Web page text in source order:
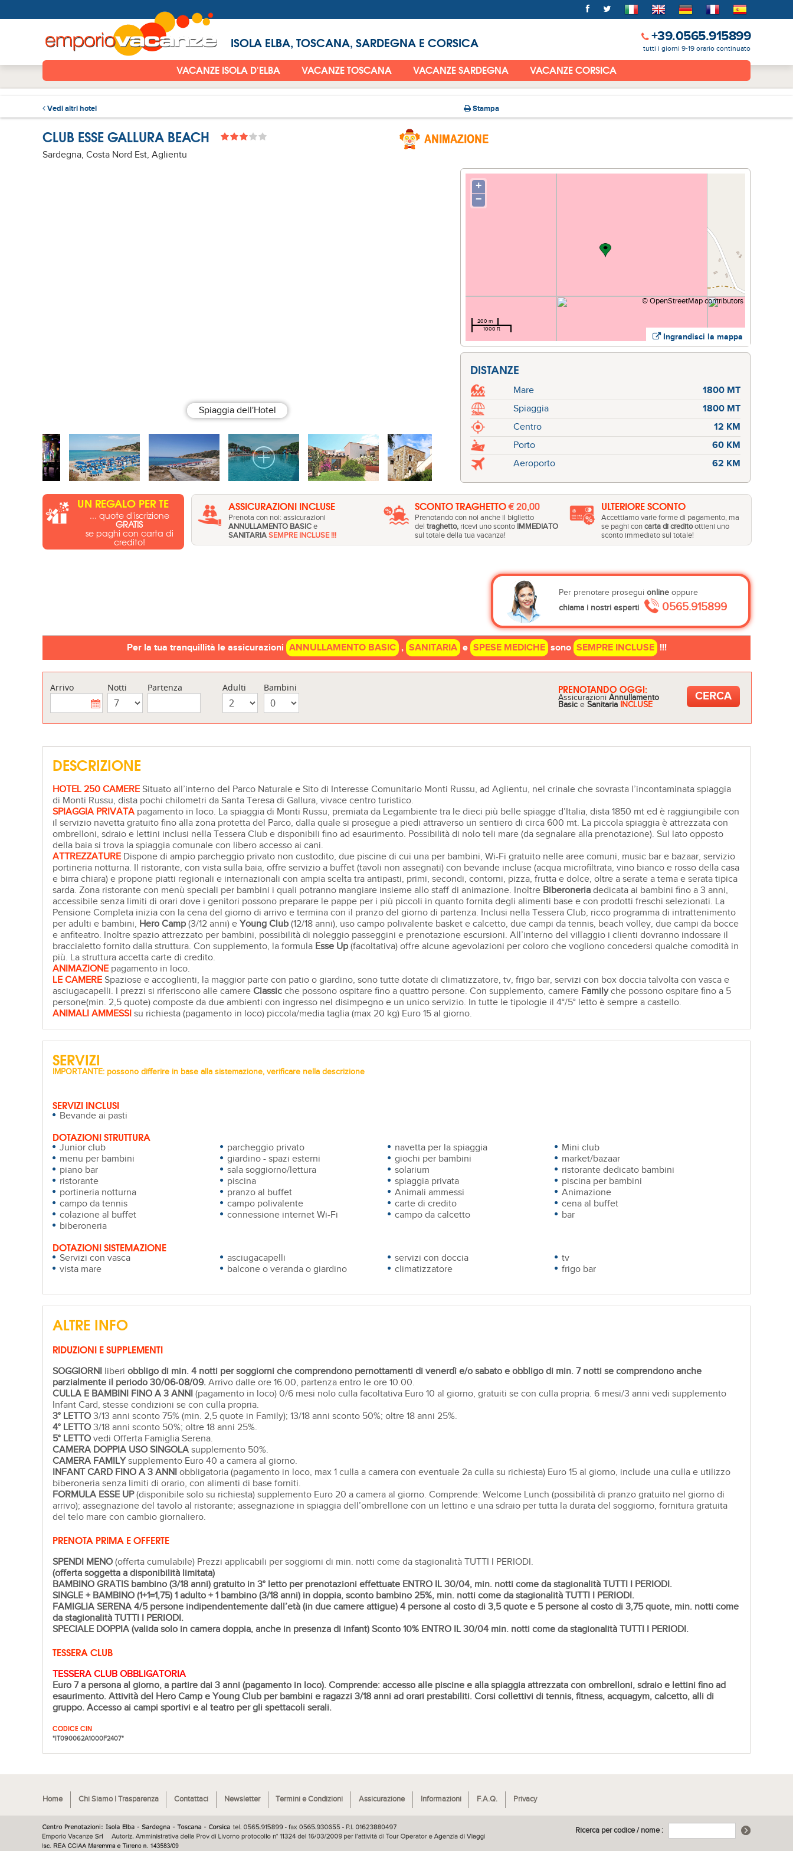
ISOLA ELBA, TOSCANA, SARDEGNA E CORSICA +39.0565.915899
tutti i giorni 9-19 orario continuato
VACANZE ISOLA D'ELBA VACANZE TOSCANA VACANZE SARDEGNA VACANZE CORSICA
Vedi altri hotel Stampa
CLUB ESSE GALLURA BEACH
Sardegna, Costa Nord Est, Aglientu
Spiaggia dell'Hotel
Ingrandisci la mappa
+
−
©OpenStreetMapcontributors
200 m
1000 ft
DISTANZE
Mare
1800 MT
Spiaggia
1800 MT
Centro
12 KM
Porto
60 KM
Aeroporto
62 KM
UN REGALO PER TE
... quote d'iscrizione
GRATIS
se paghi con carta di
credito!
ASSICURAZIONI INCLUSE
Prenota con noi: assicurazioni
ANNULLAMENTO BASICe
SANITARIASEMPRE INCLUSE !!!
SCONTO TRAGHETTO€ 20,00
Prenotando con noi anche il biglietto
del traghetto, ricevi uno sconto IMMEDIATO
sul totale della tua vacanza!
ULTERIORE SCONTO
Accettiamo varie forme di pagamento, ma
se paghi con carta di creditoottieni uno
sconto immediato sul totale!
Per prenotare prosegui onlineoppure
chiama i nostri esperti
0565.915899
Per la tua tranquillità le assicurazioni ANNULLAMENTO BASIC , SANITARIA e SPESE MEDICHE sono SEMPRE INCLUSE !!!
Arrivo Notti Partenza Adulti Bambini PRENOTANDO OGGI:
Assicurazioni Annullamento
Basice Sanitaria INCLUSE
DESCRIZIONE
HOTEL 250 CAMERE Situato all’interno del Parco Naturale e Sito di Interesse Comunitario Monti Russu, ad Aglientu, nel crinale che sovrasta l’incontaminata spiaggia
di Monti Russu, dista pochi chilometri da Santa Teresa di Gallura, vivace centro turistico.
SPIAGGIA PRIVATA pagamento in loco. La spiaggia di Monti Russu, premiata da Legambiente tra le dieci più belle spiagge d’Italia, dista 1850 mt ed è raggiungibile con
il servizio navetta gratuito fino alla zona protetta del Parco, dalla quale si prosegue a piedi attraverso un sentiero di circa 600 mt. La piccola spiaggia è attrezzata con
ombrelloni, sdraio e lettini inclusi nella Tessera Club e disponibili fino ad esaurimento. Possibilità di nolo teli mare (da segnalare alla prenotazione). Sul lato opposto
della baia si trova la spiaggia comunale con libero accesso ai cani.
ATTREZZATURE Dispone di ampio parcheggio privato non custodito, due piscine di cui una per bambini, Wi-Fi gratuito nelle aree comuni, music bar e bazaar, servizio
portineria notturna. Il ristorante, con vista sulla baia, offre servizio a buffet (tavoli non assegnati) con bevande incluse (acqua microfiltrata, vino bianco e rosso della casa
e birra chiara) e propone piatti regionali e internazionali con ampia scelta tra antipasti, primi, secondi, contorni, pizza, frutta e dolce, oltre a serate a tema e serata tipica
sarda. Zona ristorante con menù speciali per bambini i quali potranno mangiare insieme allo staff di animazione. Inoltre Biberoneria dedicata ai bambini fino a 3 anni,
accessibile senza limiti di orari dove i genitori possono preparare le pappe per i più piccoli in quanto fornita degli alimenti base e con prodotti freschi selezionati. La
Pensione Completa inizia con la cena del giorno di arrivo e termina con il pranzo del giorno di partenza. Inclusi nella Tessera Club, ricco programma di intrattenimento
per adulti e bambini, Hero Camp (3/12 anni) e Young Club (12/18 anni), uso campo polivalente basket e calcetto, due campi da tennis, beach volley, due campi da bocce
e anfiteatro. Inoltre spazio attrezzato per bambini, possibilità di noleggio passeggini e prenotazione escursioni. All’interno del villaggio i clienti dovranno indossare il
braccialetto fornito dalla struttura. Con supplemento, la formula Esse Up (facoltativa) offre alcune agevolazioni per coloro che vogliono concedersi qualche comodità in
più. La struttura accetta carte di credito.
ANIMAZIONE pagamento in loco.
LE CAMERE Spaziose e accoglienti, la maggior parte con patio o giardino, sono tutte dotate di climatizzatore, tv, frigo bar, servizi con box doccia talvolta con vasca e
asciugacapelli. I prezzi si riferiscono alle camere Classic che possono ospitare fino a quattro persone. Con supplemento, camere Familyche possono ospitare fino a 5
persone(min. 2,5 quote) composte da due ambienti con ingresso nel disimpegno e un unico servizio. In tutte le tipologie il 4°/5° letto è sempre a castello.
ANIMALI AMMESSI su richiesta (pagamento in loco) piccola/media taglia (max 20 kg) Euro 15 al giorno.
SERVIZI
IMPORTANTE: possono differire in base alla sistemazione, verificare nella descrizione
SERVIZI INCLUSI
Bevande ai pasti
DOTAZIONI STRUTTURA
Junior club parcheggio privato navetta per la spiaggia
Mini club
menu per bambini
giardino - spazi esterni giochi per bambini
market/bazaar
piano bar
sala soggiorno/lettura solarium
ristorante dedicato bambini
ristorante
piscina spiaggia privata
piscina per bambini
portineria notturna
pranzo al buffet Animali ammessi
Animazione
campo da tennis
campo polivalente carte di credito
cena al buffet
colazione al buffet
connessione internet Wi-Fi campo da calcetto
bar
biberoneria
DOTAZIONI SISTEMAZIONE
Servizi con vasca asciugacapelli servizi con doccia
tv
vista mare
balcone o veranda o giardino climatizzatore frigo bar
ALTRE INFO
RIDUZIONI E SUPPLEMENTI
SOGGIORNI liberi obbligo di min. 4 notti per soggiorni che comprendono pernottamenti di venerdì e/o sabato e obbligo di min. 7 notti se comprendono anche
parzialmente il periodo 30/06-08/09. Arrivo dalle ore 16.00, partenza entro le ore 10.00.
CULLA E BAMBINI FINO A 3 ANNI (pagamento in loco) 0/6 mesi nolo culla facoltativa Euro 10 al giorno, gratuiti se con culla propria. 6 mesi/3 anni vedi supplemento
Infant Card, stesse condizioni se con culla propria.
3° LETTO 3/13 anni sconto 75% (min. 2,5 quote in Family); 13/18 anni sconto 50%; oltre 18 anni 25%.
4° LETTO 3/18 anni sconto 50%; oltre 18 anni 25%.
5° LETTO vedi Offerta Famiglia Serena.
CAMERA DOPPIA USO SINGOLA supplemento 50%.
CAMERA FAMILY supplemento Euro 40 a camera al giorno.
INFANT CARD FINO A 3 ANNI obbligatoria (pagamento in loco, max 1 culla a camera con eventuale 2a culla su richiesta) Euro 15 al giorno, include una culla e utilizzo
biberoneria senza limiti di orario, con alimenti di base forniti.
FORMULA ESSE UP(disponibile solo su richiesta) supplemento Euro 20 a camera al giorno. Comprende: Welcome Lunch (possibilità di pranzo gratuito nel giorno di
arrivo); assegnazione del tavolo al ristorante; assegnazione in spiaggia dell’ombrellone con un lettino e una sdraio per tutta la durata del soggiorno, fornitura gratuita
del telo mare con cambio giornaliero.
PRENOTA PRIMA E OFFERTE
SPENDI MENO (offerta cumulabile) Prezzi applicabili per soggiorni di min. notti come da stagionalità TUTTI I PERIODI.
(offerta soggetta a disponibilità limitata)
BAMBINO GRATIS bambino (3/18 anni) gratuito in 3° letto per prenotazioni effettuate ENTRO IL 30/04, min. notti come da stagionalità TUTTI I PERIODI.
SINGLE + BAMBINO (1+1=1,75) 1 adulto + 1 bambino (3/18 anni) in doppia, sconto bambino 25%, min. notti come da stagionalità TUTTI I PERIODI.
FAMIGLIA SERENA 4/5 persone indipendentemente dall’età (in due camere attigue) 4 persone al costo di 3,5 quote e 5 persone al costo di 3,75 quote, min. notti come
da stagionalità TUTTI I PERIODI.
SPECIALE DOPPIA (valida solo in camera doppia, anche in presenza di infant) Sconto 10% ENTRO IL 30/04 min. notti come da stagionalità TUTTI I PERIODI.
TESSERA CLUB
TESSERA CLUB OBBLIGATORIA
Euro 7 a persona al giorno, a partire dai 3 anni (pagamento in loco). Comprende: accesso alle piscine e alla spiaggia attrezzata con ombrelloni, sdraio e lettini fino ad
esaurimento. Attività del Hero Camp e Young Club per bambini e ragazzi 3/18 anni ad orari prestabiliti. Corsi collettivi di tennis, fitness, acquagym, calcetto, alli di
gruppo. Accesso ai campi sportivi e al teatro per gli spettacoli serali.
CODICE CIN
"IT090062A1000F2407"
Home Chi Siamo | Trasparenza Contattaci Newsletter Termini e Condizioni Assicurazione Informazioni F.A.Q. Privacy
Ricerca per codice / nome :